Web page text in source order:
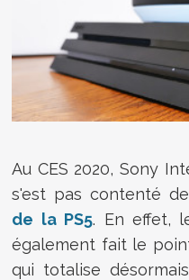
Au CES 2020, Sony
s'est pas contenté
de la PS5. En effet,
également fait le
qui totalise